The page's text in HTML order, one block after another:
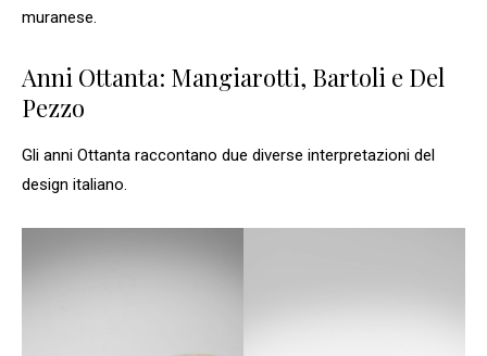
muranese.
Anni Ottanta: Mangiarotti, Bartoli e Del
Pezzo
Gli anni Ottanta raccontano due diverse interpretazioni del
design italiano.